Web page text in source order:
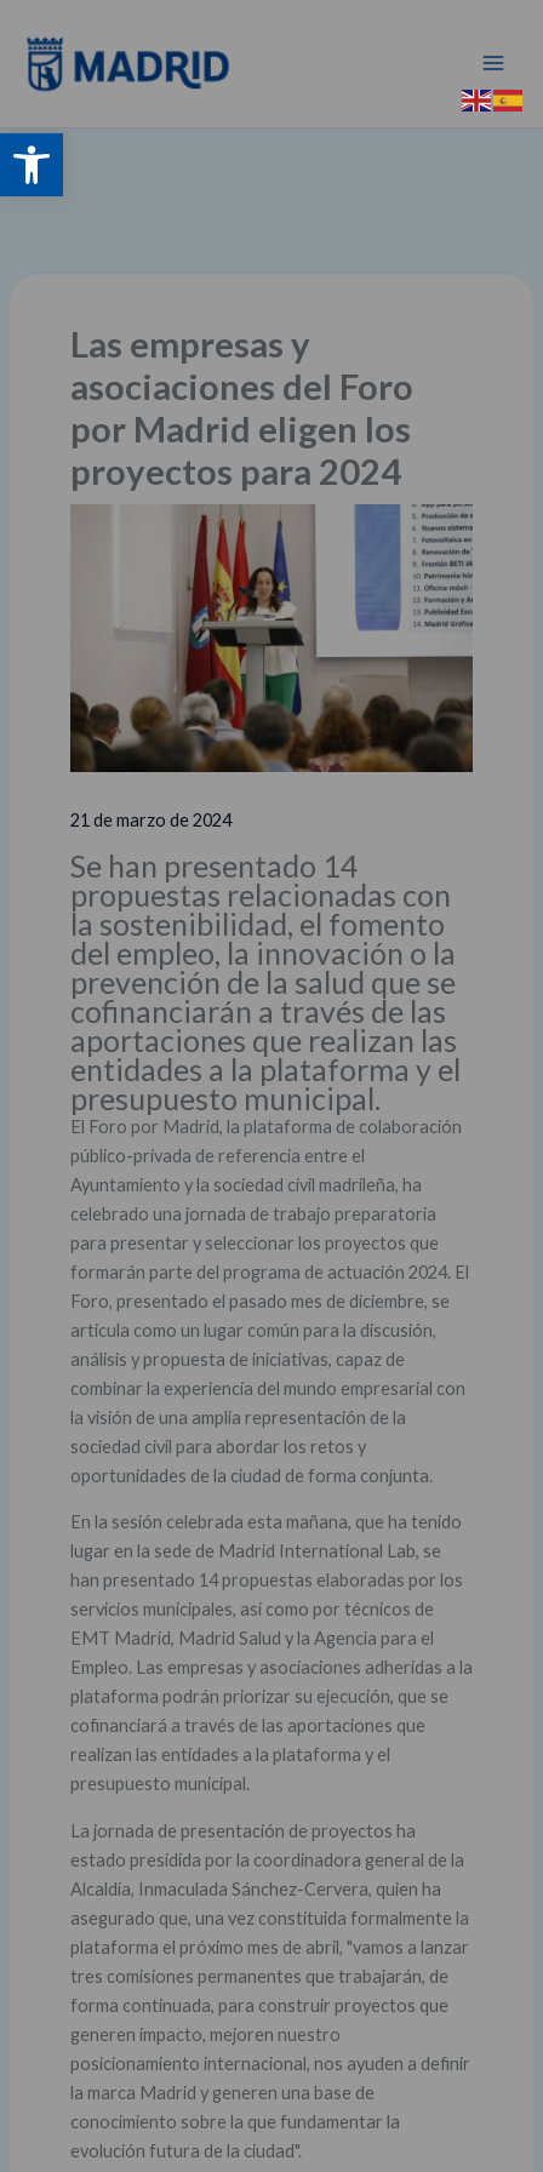
Abrir barra de herramientas
contenido
Las empresas y
asociaciones del Foro
por Madrid eligen los
proyectos para 2024
21 de marzo de 2024
Se han presentado 14
propuestas relacionadas con
la sostenibilidad, el fomento
del empleo, la innovación o la
prevención de la salud que se
cofinanciarán a través de las
aportaciones que realizan las
entidades a la plataforma y el
presupuesto municipal.
El Foro por Madrid, la plataforma de colaboración
público-privada de referencia entre el
Ayuntamiento y la sociedad civil madrileña, ha
celebrado una jornada de trabajo preparatoria
para presentar y seleccionar los proyectos que
formarán parte del programa de actuación 2024. El
Foro, presentado el pasado mes de diciembre, se
articula como un lugar común para la discusión,
análisis y propuesta de iniciativas, capaz de
combinar la experiencia del mundo empresarial con
la visión de una amplia representación de la
sociedad civil para abordar los retos y
oportunidades de la ciudad de forma conjunta.
En la sesión celebrada esta mañana, que ha tenido
lugar en la sede de Madrid International Lab, se
han presentado 14 propuestas elaboradas por los
servicios municipales, así como por técnicos de
EMT Madrid, Madrid Salud y la Agencia para el
Empleo. Las empresas y asociaciones adheridas a la
plataforma podrán priorizar su ejecución, que se
cofinanciará a través de las aportaciones que
realizan las entidades a la plataforma y el
presupuesto municipal.
La jornada de presentación de proyectos ha
estado presidida por la coordinadora general de la
Alcaldía, Inmaculada Sánchez-Cervera, quien ha
asegurado que, una vez constituida formalmente la
plataforma el próximo mes de abril, "vamos a lanzar
tres comisiones permanentes que trabajarán, de
forma continuada, para construir proyectos que
generen impacto, mejoren nuestro
posicionamiento internacional, nos ayuden a definir
la marca Madrid y generen una base de
conocimiento sobre la que fundamentar la
evolución futura de la ciudad".